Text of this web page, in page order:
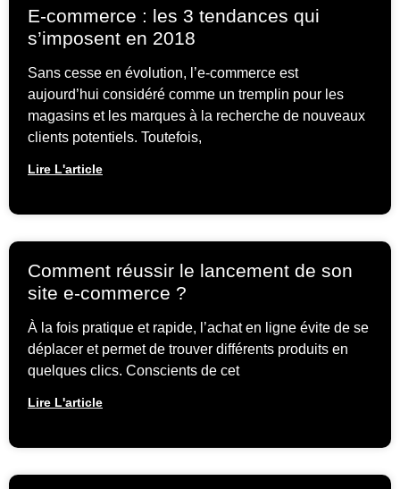
E-commerce : les 3 tendances qui
s’imposent en 2018
Sans cesse en évolution, l’e-commerce est
aujourd’hui considéré comme un tremplin pour les
magasins et les marques à la recherche de nouveaux
clients potentiels. Toutefois,
Lire L'article
Comment réussir le lancement de son
site e-commerce ?
À la fois pratique et rapide, l’achat en ligne évite de se
déplacer et permet de trouver différents produits en
quelques clics. Conscients de cet
Lire L'article